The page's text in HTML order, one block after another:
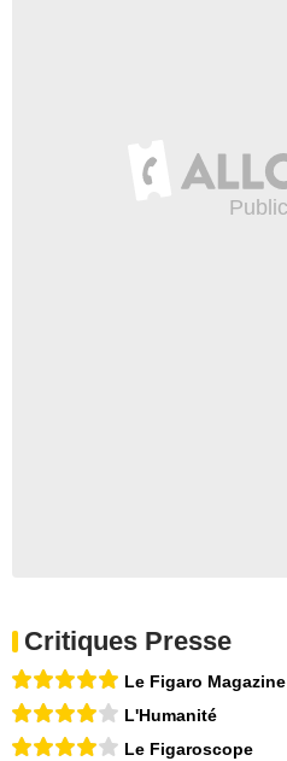
Critiques Presse
Le Figaro Magazine
L'Humanité
Le Figaroscope